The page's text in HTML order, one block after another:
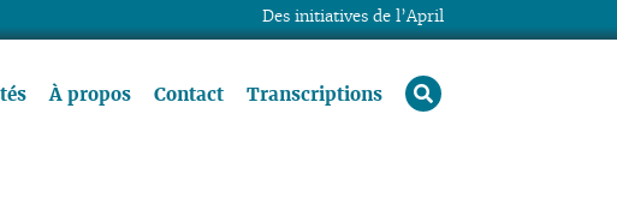
À propos Contact Transcriptions rechercher
Des initiatives de l’April